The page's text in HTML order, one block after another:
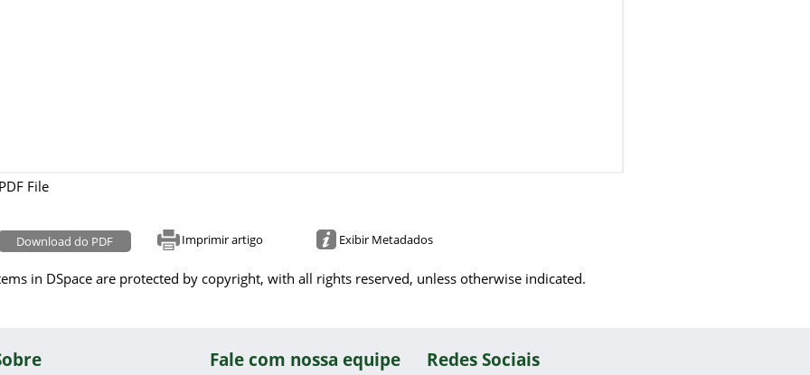
File
Download do PDF Imprimir artigo Exibir Metadados
in DSpace are protected by copyright, with all rights reserved, unless otherwise indicated.
Fale com nossa equipe Redes Sociais